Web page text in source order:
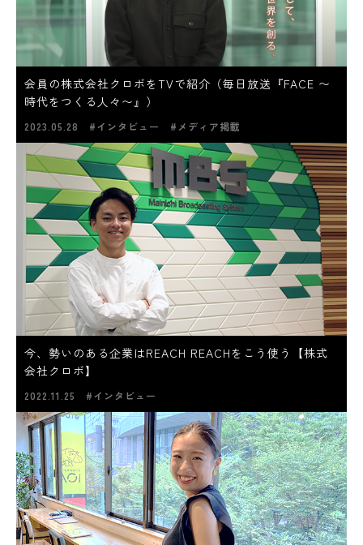
会員の株式会社クロボをTVで紹介（毎日放送『FACE 〜
時代をつくる人々〜』）
2023.05.28 #インタビュー #メディア掲載
今、勢いのある企業はREACH REACHをこう使う【株式
会社クロボ】
2022.11.25 #インタビュー